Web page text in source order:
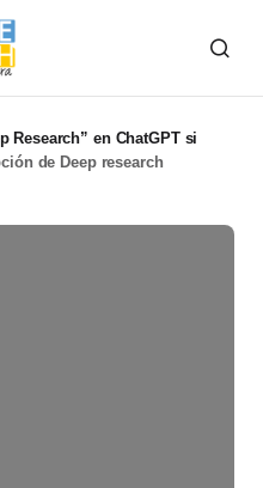
Research” en ChatGPT si
de Deep research